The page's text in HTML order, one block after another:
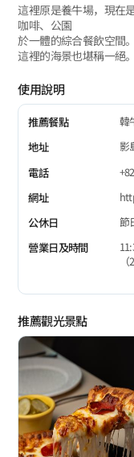
這裡原是養牛場，現在
咖啡、公園
於一體的綜合餐飲空間
這裡的海景也堪稱一絕。
使用說明
推薦餐點
韓
地址
影
電話
網址
公休日
節
營業日及時間
推薦觀光景點